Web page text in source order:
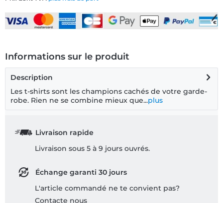
Informations sur le produit
Description
Les t-shirts sont les champions cachés de votre garde-
robe. Rien ne se combine mieux que...plus
Livraison rapide
Livraison sous 5 à 9 jours ouvrés.
Échange garanti 30 jours
L'article commandé ne te convient pas?
Contacte nous